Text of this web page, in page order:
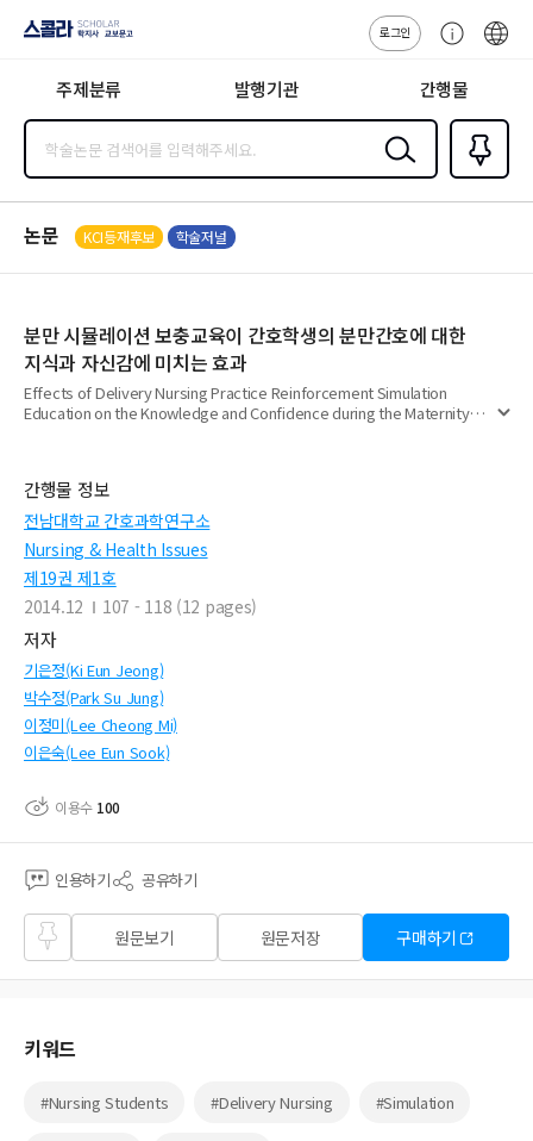
지사·교보문고
로그인
센
주제분류 발행기관 간행물
검색
즐겨찾
기0
논문 KCI등재후보 학술저널
분만 시뮬레이션 보충교육이 간호학생의 분만간호에 대한
지식과 자신감에 미치는 효과
Effects of Delivery Nursing Practice Reinforcement Simulation
Education on the Knowledge and Confidence during the Maternity
간행물 정보
전남대학교 간호과학연구소
Nursing & Health Issues
제19권 제1호
2014.12
107 - 118 (12 pages)
저자
기은정(Ki Eun Jeong)
박수정(Park Su Jung)
이정미(Lee Cheong Mi)
이은숙(Lee Eun Sook)
이용수 100
인용하기 공유하기
즐겨
찾기
원문보기 원문저장 구매하기
키워드
#Nursing Students #Delivery Nursing #Simulation